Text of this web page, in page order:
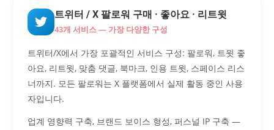
트위터 / X 팔로워 구매 · 좋아요 · 리트윗
43개 서비스 — 가장 다양한 구성
트위터/X에서 가장 포괄적인 서비스 구성: 팔로워, 트윗 좋
아요, 리트윗, 맞춤 댓글, 북마크, 인용 트윗, 스페이스 리스
너까지. 모든 팔로워는 X 플랫폼에서 실제 활동 중인 사용
자입니다.
업계 영향력 구축, 브랜드 보이스 형성, 퍼스널 IP 구축 —